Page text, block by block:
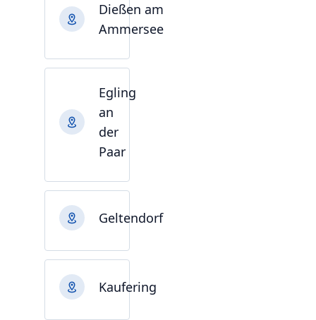
Dießen am
Ammersee
Egling
an
der
Paar
Geltendorf
Kaufering